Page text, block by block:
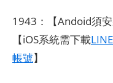
1943：【Andoid須
【iOS系統需下載
帳號】